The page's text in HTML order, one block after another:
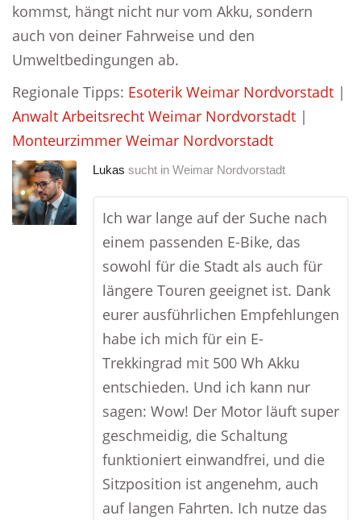
kommst, hängt nicht nur vom Akku, sondern
auch von deiner Fahrweise und den
Umweltbedingungen ab.
Regionale Tipps: Esoterik Weimar Nordvorstadt |
Anwalt Arbeitsrecht Weimar Nordvorstadt |
Monteurzimmer Weimar Nordvorstadt
Lukas sucht in Weimar Nordvorstadt
Ich war lange auf der Suche nach
einem passenden E-Bike, das
sowohl für die Stadt als auch für
längere Touren geeignet ist. Dank
eurer ausführlichen Empfehlungen
habe ich mich für ein E-
Trekkingrad mit 500 Wh Akku
entschieden. Und ich kann nur
sagen: Wow! Der Motor läuft super
geschmeidig, die Schaltung
funktioniert einwandfrei, und die
Sitzposition ist angenehm, auch
auf langen Fahrten. Ich nutze das